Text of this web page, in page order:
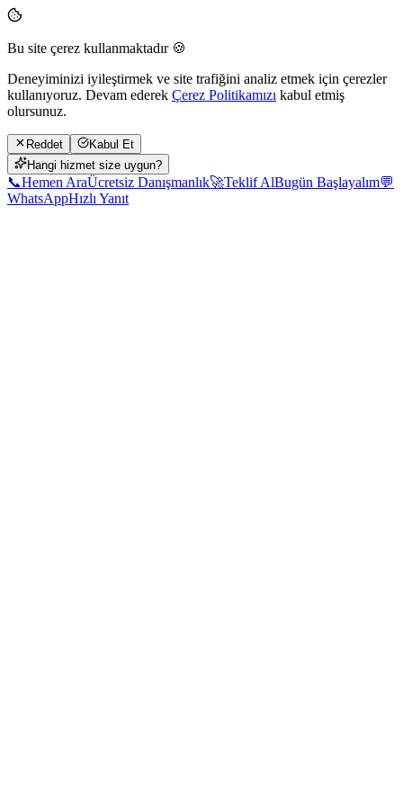
Bu site çerez kullanmaktadır 🍪
Deneyiminizi iyileştirmek ve site trafiğini analiz etmek için çerezler
kullanıyoruz. Devam ederek Çerez Politikamızı kabul etmiş
olursunuz.
Reddet
Kabul Et
Hangi hizmet size uygun?
📞Hemen AraÜcretsiz Danışmanlık🚀Teklif AlBugün Başlayalım💬
WhatsAppHızlı Yanıt